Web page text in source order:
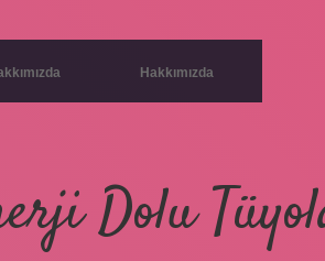
Hakkımızda
Dolu